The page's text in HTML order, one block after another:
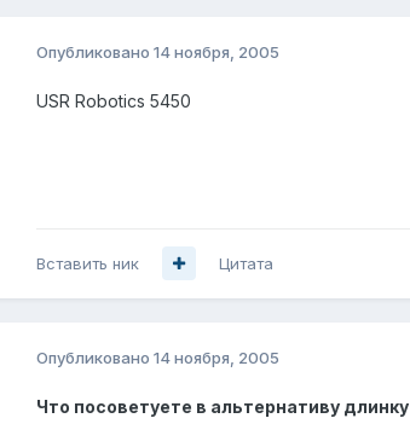
Опубликовано 14 ноября, 2005
USR Robotics 5450
Вставить ник Цитата
Опубликовано 14 ноября, 2005
Что посоветуете в альтернативу длинку